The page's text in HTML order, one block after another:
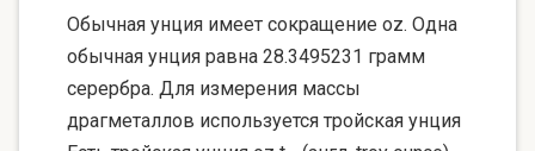
Обычная унция имеет сокращение oz. Одна
обычная унция равна 28.3495231 грамм
серербра. Для измерения массы
драгметаллов используется тройская унция